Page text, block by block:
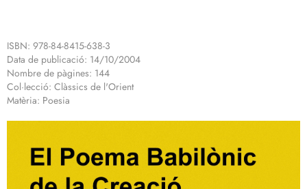
ISBN: 978-84-8415-638-3
Data de publicació: 14/10/2004
Nombre de pàgines: 144
Col·lecció: Clàssics de l'Orient
Matèria: Poesia